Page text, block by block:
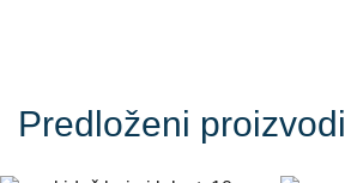
Predloženi proizvodi